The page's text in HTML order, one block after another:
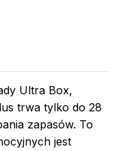
Ultra Box,
trwa tylko do 28
zapasów. To
jest